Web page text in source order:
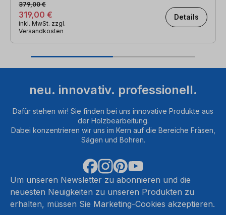
319,00 €
379,00 €
inkl. MwSt. zzgl.
Versandkosten
Details
neu. innovativ. professionell.
Dafür stehen wir! Sie finden bei uns innovative Produkte aus
der Holzbearbeitung.
Dabei konzentrieren wir uns im Kern auf die Bereiche Fräsen,
Sägen und Bohren.
Um unseren Newsletter zu abonnieren und die
neuesten Neuigkeiten zu unseren Produkten zu
erhalten, müssen Sie Marketing-Cookies akzeptieren.